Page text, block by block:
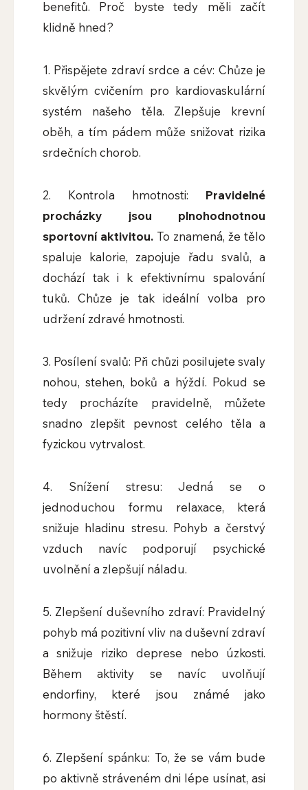
benefitů. Proč byste tedy měli začít
klidně hned?
1. Přispějete zdraví srdce a cév: Chůze je
skvělým cvičením pro kardiovaskulární
systém našeho těla. Zlepšuje krevní
oběh, a tím pádem může snižovat rizika
srdečních chorob.
2. Kontrola hmotnosti: Pravidelné
procházky jsou plnohodnotnou
sportovní aktivitou.To znamená, že tělo
spaluje kalorie, zapojuje řadu svalů, a
dochází tak i k efektivnímu spalování
tuků. Chůze je tak ideální volba pro
udržení zdravé hmotnosti.
3. Posílení svalů: Při chůzi posilujete svaly
nohou, stehen, boků a hýždí. Pokud se
tedy procházíte pravidelně, můžete
snadno zlepšit pevnost celého těla a
fyzickou vytrvalost.
4. Snížení stresu: Jedná se o
jednoduchou formu relaxace, která
snižuje hladinu stresu. Pohyb a čerstvý
vzduch navíc podporují psychické
uvolnění a zlepšují náladu.
5. Zlepšení duševního zdraví: Pravidelný
pohyb má pozitivní vliv na duševní zdraví
a snižuje riziko deprese nebo úzkosti.
Během aktivity se navíc uvolňují
endorfiny, které jsou známé jako
hormony štěstí.
6. Zlepšení spánku: To, že se vám bude
po aktivně stráveném dni lépe usínat, asi